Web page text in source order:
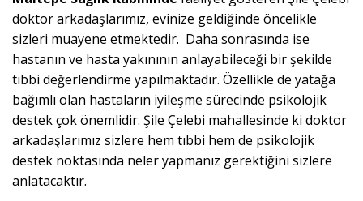
doktor arkadaşlarımız, evinize geldiğinde öncelikle
sizleri muayene etmektedir. Daha sonrasında ise
hastanın ve hasta yakınının anlayabileceği bir şekilde
tıbbi değerlendirme yapılmaktadır. Özellikle de yatağa
bağımlı olan hastaların iyileşme sürecinde psikolojik
destek çok önemlidir. Şile Çelebi mahallesinde ki doktor
arkadaşlarımız sizlere hem tıbbi hem de psikolojik
destek noktasında neler yapmanız gerektiğini sizlere
anlatacaktır.